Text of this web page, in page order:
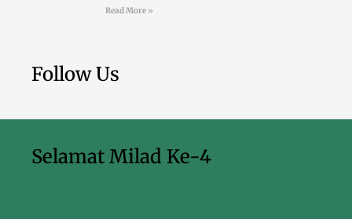
Read More »
Follow Us
Selamat Milad Ke-4